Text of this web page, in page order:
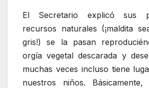
El Secretario explicó sus
recursos naturales (¡maldita
gris!) se la pasan
orgía vegetal descarada y
muchas veces incluso tiene
nuestros niños.